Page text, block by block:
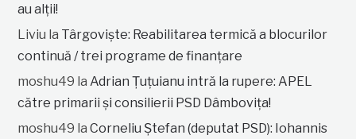
au alții!
Liviu la Târgoviște: Reabilitarea termică a blocurilor
continuă / trei programe de finanțare
moshu49 laAdrian Țuțuianu intră la rupere: APEL
către primarii și consilierii PSD Dâmbovița!
moshu49 laCorneliu Ștefan (deputat PSD): Iohannis